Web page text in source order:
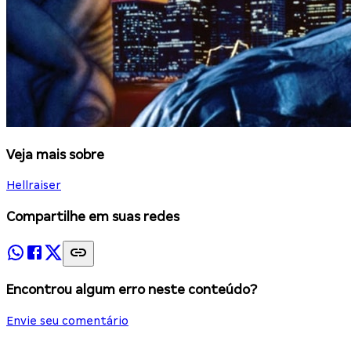
Veja mais sobre
Hellraiser
Compartilhe em suas redes
Encontrou algum erro neste conteúdo?
Envie seu comentário